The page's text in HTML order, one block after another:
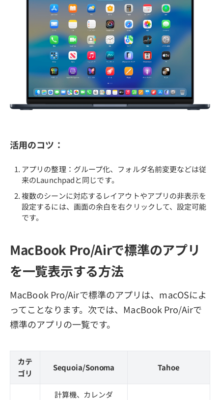
活用のコツ：
アプリの整理：グループ化、フォルダ名前変更などは従
来のLaunchpadと同じです。
複数のシーンに対応するレイアウトやアプリの非表示を
設定するには、画面の余白を右クリックして、設定可能
です。
MacBook Pro/Airで標準のアプリ
を一覧表示する方法
MacBook Pro/Airで標準のアプリは、macOSによ
ってことなります。次では、MacBook Pro/Airで
標準のアプリの一覧です。
カテ
ゴリ
Sequoia/Sonoma Tahoe
計算機、カレンダ